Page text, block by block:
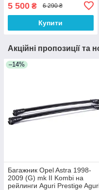
5 500 ₴ 6 290 ₴
Купити
Акційні пропозиції та
–14%
Багажник Opel Astra 1998-
2009 (G) mk II Kombi на
рейлинги Aguri Prestige